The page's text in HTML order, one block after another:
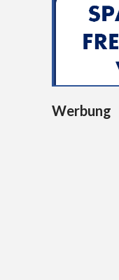
Werbung